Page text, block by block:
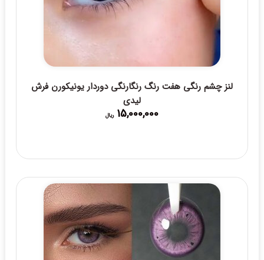
لنز چشم رنگی هفت رنگ رنگارنگی دوردار یونیکورن فرش
لیدی
15,000,000 ریال